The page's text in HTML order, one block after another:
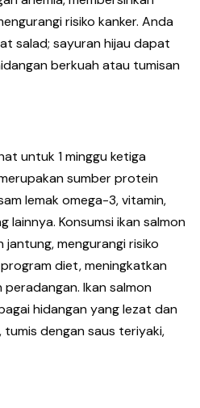
risiko kanker. Anda
salad; sayuran hijau dapat
berkuah atau tumisan
untuk 1 minggu ketiga
sumber protein
lemak omega-3, vitamin,
lainnya. Konsumsi ikan salmon
mengurangi risiko
diet, meningkatkan
Ikan salmon
hidangan yang lezat dan
dengan saus teriyaki,